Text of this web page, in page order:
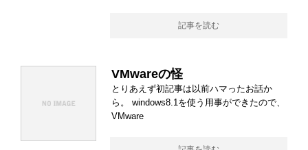
記事を読む
VMwareの怪
とりあえず初記事は以前ハマったお話か
ら。 windows8.1を使う用事ができたので、
VMware